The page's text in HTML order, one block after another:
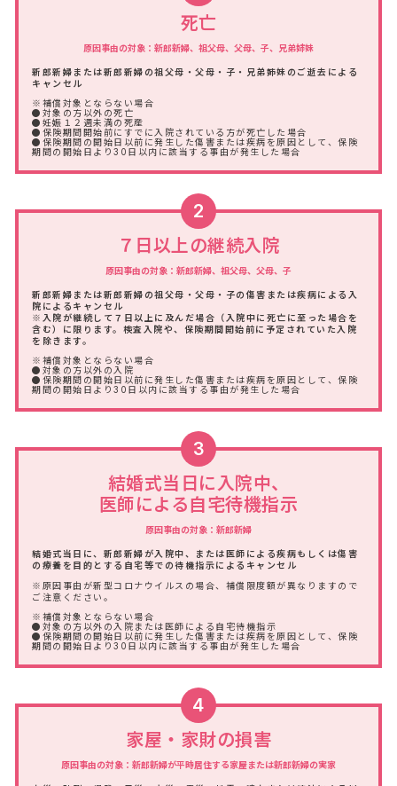
死亡
原因事由の対象：新郎新婦、祖父母、父母、子、兄弟姉妹
新郎新婦または新郎新婦の祖父母・父母・子・兄弟姉妹のご逝去による
キャンセル
※補償対象とならない場合
●対象の方以外の死亡
●妊娠１２週未満の死産
●保険期間開始前にすでに入院されている方が死亡した場合
●保険期間の開始日以前に発生した傷害または疾病を原因として、保険
期間の開始日より30日以内に該当する事由が発生した場合
2
７日以上の継続入院
原因事由の対象：新郎新婦、祖父母、父母、子
新郎新婦または新郎新婦の祖父母・父母・子の傷害または疾病による入
院によるキャンセル
※入院が継続して７日以上に及んだ場合（入院中に死亡に至った場合を
含む）に限ります。検査入院や、保険期間開始前に予定されていた入院
を除きます。
※補償対象とならない場合
●対象の方以外の入院
●保険期間の開始日以前に発生した傷害または疾病を原因として、保険
期間の開始日より30日以内に該当する事由が発生した場合
3
結婚式当日に入院中、
医師による自宅待機指示
原因事由の対象：新郎新婦
結婚式当日に、新郎新婦が入院中、または医師による疾病もしくは傷害
の療養を目的とする自宅等での待機指示によるキャンセル
※原因事由が新型コロナウイルスの場合、補償限度額が異なりますので
ご注意ください。
※補償対象とならない場合
●対象の方以外の入院または医師による自宅待機指示
●保険期間の開始日以前に発生した傷害または疾病を原因として、保険
期間の開始日より30日以内に該当する事由が発生した場合
4
家屋・家財の損害
原因事由の対象：新郎新婦が平時居住する家屋または新郎新婦の実家